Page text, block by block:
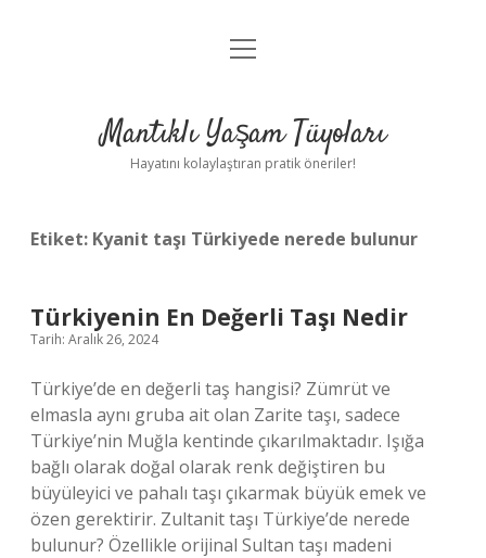
Anasayfa
Yasal Uyarı
menüyü
Mantıklı Yaşam Tüyoları
Hayatını kolaylaştıran pratik öneriler!
Etiket: Kyanit taşı Türkiyede nerede bulunur
Türkiyenin En Değerli Taşı Nedir
Tarih: Aralık 26, 2024
Türkiye’de en değerli taş hangisi? Zümrüt ve
elmasla aynı gruba ait olan Zarite taşı, sadece
Türkiye’nin Muğla kentinde çıkarılmaktadır. Işığa
bağlı olarak doğal olarak renk değiştiren bu
büyüleyici ve pahalı taşı çıkarmak büyük emek ve
özen gerektirir. Zultanit taşı Türkiye’de nerede
bulunur? Özellikle orijinal Sultan taşı madeni